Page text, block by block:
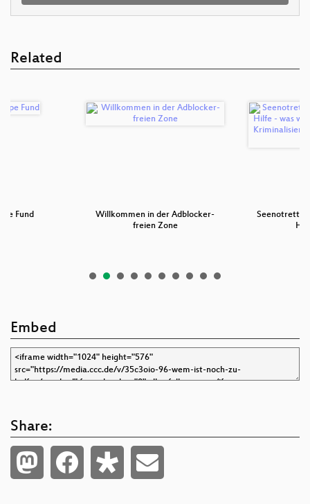
Related
Fund
Willkommen in der Adblocker-
freien Zone
Embed
Share: